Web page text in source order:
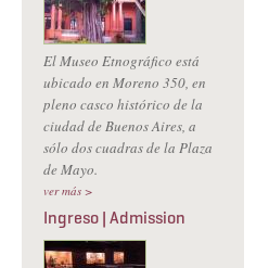
El Museo Etnográfico está
ubicado en Moreno 350, en
pleno casco histórico de la
ciudad de Buenos Aires, a
sólo dos cuadras de la Plaza
de Mayo.
ver más >
Ingreso | Admission